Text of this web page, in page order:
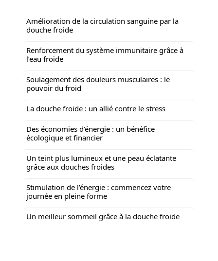
Amélioration de la circulation sanguine par la
douche froide
Renforcement du système immunitaire grâce à
l’eau froide
Soulagement des douleurs musculaires : le
pouvoir du froid
La douche froide : un allié contre le stress
Des économies d’énergie : un bénéfice
écologique et financier
Un teint plus lumineux et une peau éclatante
grâce aux douches froides
Stimulation de l’énergie : commencez votre
journée en pleine forme
Un meilleur sommeil grâce à la douche froide